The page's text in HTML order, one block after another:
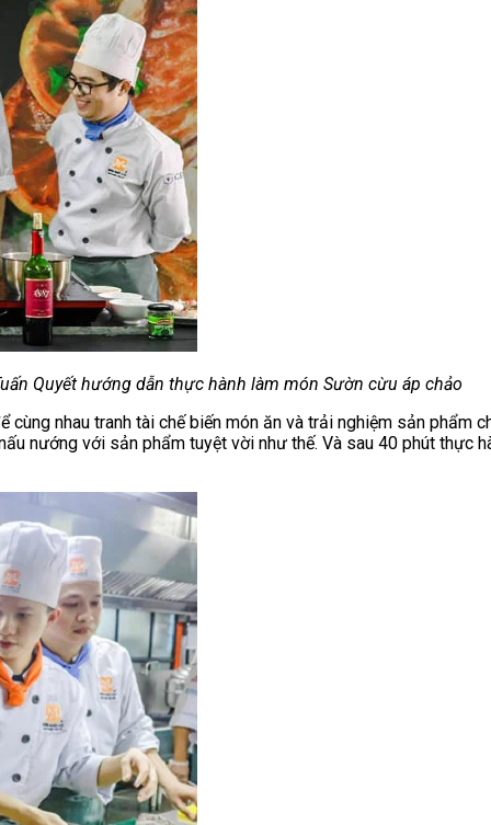
Quyết hướng dẫn thực hành làm món Sườn cừu áp chảo
nhau tranh tài chế biến món ăn và trải nghiệm sản phẩm
nướng với sản phẩm tuyệt vời như thế. Và sau 40 phút thực